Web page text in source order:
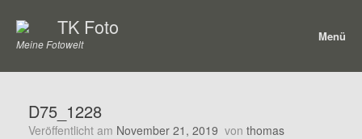
Inhalt
springen
TK Foto
Meine Fotowelt
Menü
D75_1228
Veröffentlicht am November 21, 2019 von thomas